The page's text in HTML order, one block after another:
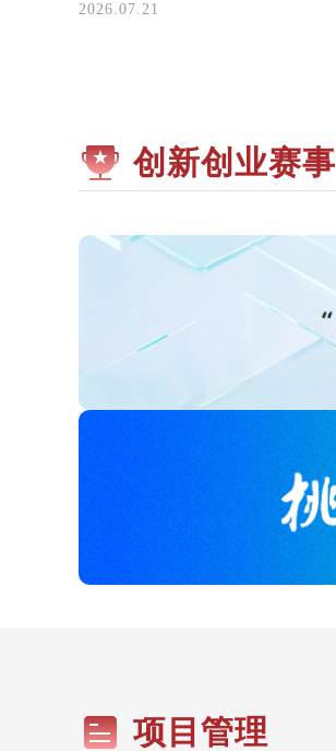
2026.07.21
创新创业赛事
项目管理